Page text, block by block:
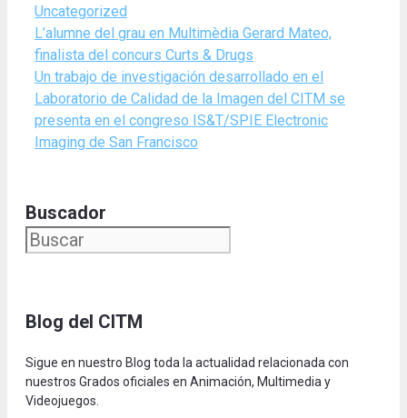
Categories
Uncategorized
L’alumne del grau en Multimèdia Gerard Mateo,
finalista del concurs Curts & Drugs
Un trabajo de investigación desarrollado en el
Laboratorio de Calidad de la Imagen del CITM se
presenta en el congreso IS&T/SPIE Electronic
Imaging de San Francisco
Buscador
Blog del CITM
Sigue en nuestro Blog toda la actualidad relacionada con
nuestros Grados oficiales en Animación, Multimedia y
Videojuegos.